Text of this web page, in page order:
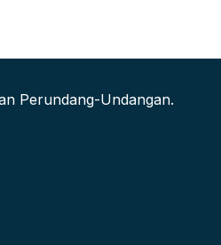
Perundang-Undangan.